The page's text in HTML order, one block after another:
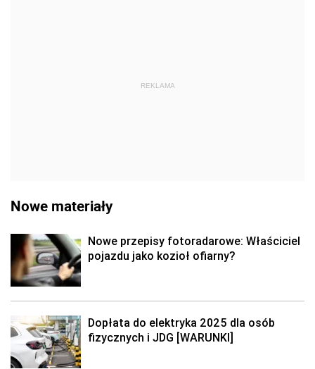
REKLAMA
Nowe materiały
Nowe przepisy fotoradarowe: Właściciel
pojazdu jako kozioł ofiarny?
Dopłata do elektryka 2025 dla osób
fizycznych i JDG [WARUNKI]